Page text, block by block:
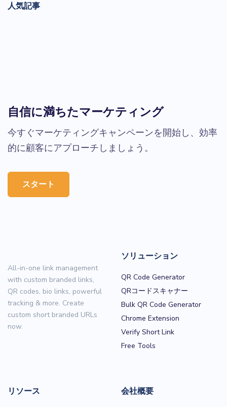
人気記事
自信に満ちたマーケティング
今すぐマーケティングキャンペーンを開始し、効率
的に顧客にアプローチしましょう。
スタート
All-in-one link management
with custom branded links,
QR codes, bio links, powerful
tracking & more. Create
custom short branded URLs
now.
ソリューション
QR Code Generator
QRコードスキャナー
Bulk QR Code Generator
Chrome Extension
Verify Short Link
Free Tools
リソース 会社概要